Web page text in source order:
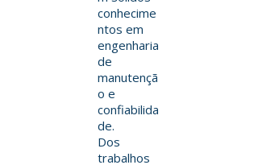
conhecime
ntos em
engenharia
de
manutençã
o e
confiabilida
de.
Dos
trabalhos